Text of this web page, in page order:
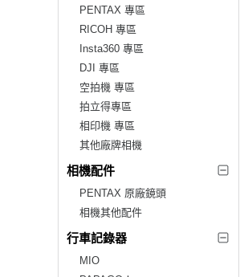
PENTAX 專區
RICOH 專區
Insta360 專區
DJI 專區
空拍機 專區
拍立得專區
相印機 專區
其他廠牌相機
相機配件
PENTAX 原廠鏡頭
相機其他配件
行車記錄器
MIO